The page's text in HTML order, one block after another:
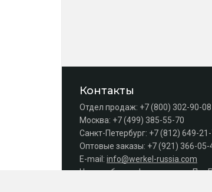
Контакты
Отдел продаж: +7 (800) 302-90-08
Москва: +7 (499) 385-55-70
Санкт-Петербург: +7 (812) 649-
Оптовые заказы: +7 (921) 366-05-
E-mail: info@werkel-russia.com
Часы работы офиса продаж: